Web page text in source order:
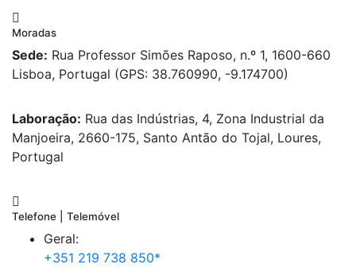
Moradas
Sede: Rua Professor Simões Raposo, n.º 1, 1600-660
Lisboa, Portugal (GPS: 38.760990, -9.174700)
Laboração: Rua das Indústrias, 4, Zona Industrial da
Manjoeira, 2660-175, Santo Antão do Tojal, Loures,
Portugal
Telefone | Telemóvel
Geral:
+351 219 738 850*